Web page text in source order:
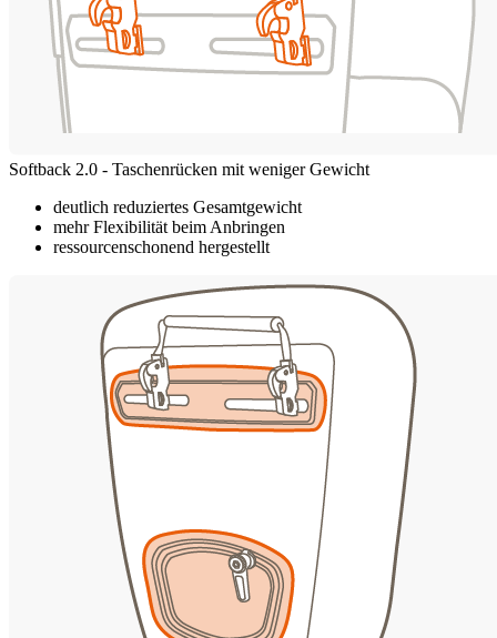
Softback 2.0 - Taschenrücken mit weniger Gewicht
deutlich reduziertes Gesamtgewicht
mehr Flexibilität beim Anbringen
ressourcenschonend hergestellt